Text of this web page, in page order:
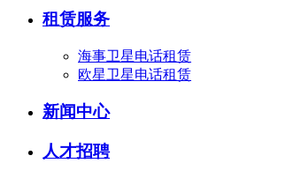
租赁服务
海事卫星电话租赁
欧星卫星电话租赁
新闻中心
人才招聘